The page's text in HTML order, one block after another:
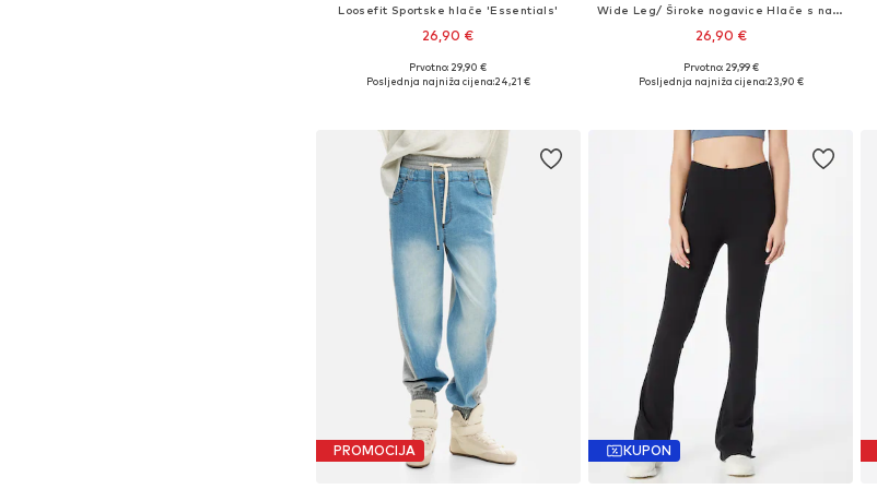
Loosefit Sportske hlače 'Essentials'
26,90 €
Prvotno: 29,90 €
Posljednja najniža cijena:24,21 €
Wide Leg/ Široke nogavice Hlače s naborima
26,90 €
Dostupne veličine: 34, 36, 38, 40, 42
Prvotno: 29,99 €
Posljednja najniža cijena:23,90 €
PROMOCIJA KUPON